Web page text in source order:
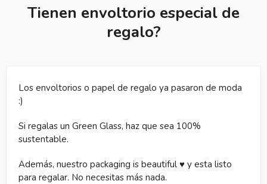
Tienen envoltorio especial de
regalo?
Los envoltorios o papel de regalo ya pasaron de moda
:)
Si regalas un Green Glass, haz que sea 100%
sustentable.
Además, nuestro packaging is beautiful ♥ y esta listo
para regalar. No necesitas más nada.